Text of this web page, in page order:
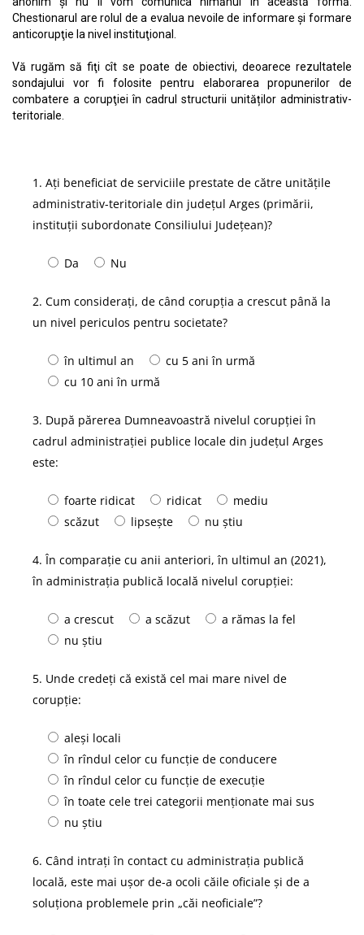
Chestionarul are rolul de a evalua nevoile de informare şi formare
anticorupţie la nivel instituţional.
Vă rugăm să fiţi cît se poate de obiectivi, deoarece rezultatele
sondajului vor fi folosite pentru elaborarea propunerilor de
combatere a corupţiei în cadrul structurii unităților administrativ-
teritoriale.